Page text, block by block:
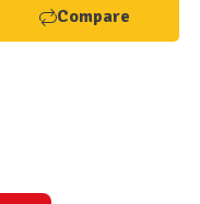
Compare